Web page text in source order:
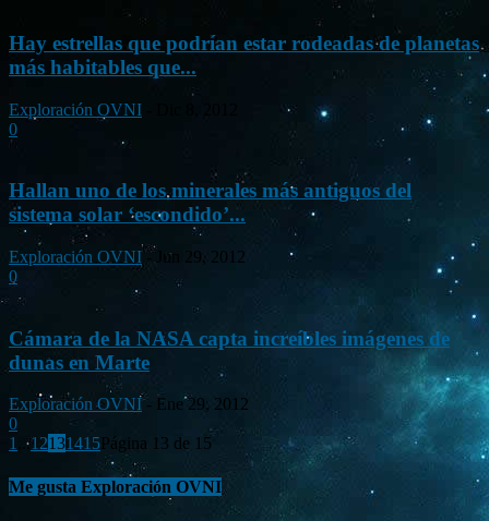
Hay estrellas que podrían estar rodeadas de planetas
más habitables que...
Exploración OVNI
0
Hallan uno de los minerales más antiguos del
sistema solar ‘escondido’...
Exploración OVNI -
Jun 29, 2012
0
Cámara de la NASA capta increíbles imágenes de
dunas en Marte
Exploración OVNI - Ene 29, 2012
0
1 ...12131415 Página 13 de 15
Me gusta Exploración OVNI